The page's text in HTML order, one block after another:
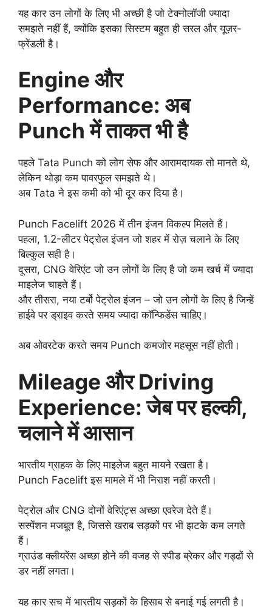
यह कार उन लोगों के लिए भी अच्छी है जो टेक्नोलॉजी ज्यादा
समझते नहीं हैं, क्योंकि इसका सिस्टम बहुत ही सरल और यूज़र-
फ्रेंडली है।
Engine और
Performance: अब
Punch में ताकत भी है
पहले Tata Punch को लोग सेफ और आरामदायक तो मानते थे,
लेकिन थोड़ा कम पावरफुल समझते थे।
अब Tata ने इस कमी को भी दूर कर दिया है।
Punch Facelift 2026 में तीन इंजन विकल्प मिलते हैं।
पहला, 1.2-लीटर पेट्रोल इंजन जो शहर में रोज़ चलाने के लिए
बिल्कुल सही है।
दूसरा, CNG वेरिएंट जो उन लोगों के लिए है जो कम खर्च में ज्यादा
माइलेज चाहते हैं।
और तीसरा, नया टर्बो पेट्रोल इंजन – जो उन लोगों के लिए है जिन्हें
हाईवे पर ड्राइव करते समय ज्यादा कॉन्फिडेंस चाहिए।
अब ओवरटेक करते समय Punch कमजोर महसूस नहीं होती।
Mileage और Driving
Experience: जेब पर हल्की,
चलाने में आसान
भारतीय ग्राहक के लिए माइलेज बहुत मायने रखता है।
Punch Facelift इस मामले में भी निराश नहीं करती।
पेट्रोल और CNG दोनों वेरिएंट्स अच्छा एवरेज देते हैं।
सस्पेंशन मजबूत है, जिससे खराब सड़कों पर भी झटके कम लगते
हैं।
ग्राउंड क्लीयरेंस अच्छा होने की वजह से स्पीड ब्रेकर और गड्ढों से
डर नहीं लगता।
यह कार सच में भारतीय सड़कों के हिसाब से बनाई गई लगती है।